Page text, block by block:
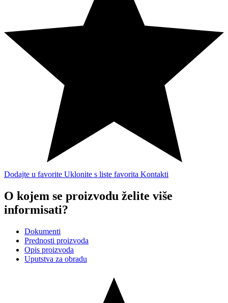
Dodajte u favorite Uklonite s liste favorita Kontakti
O kojem se proizvodu želite više
informisati?
Dokumenti
Prednosti proizvoda
Opis proizvoda
Uputstva za obradu